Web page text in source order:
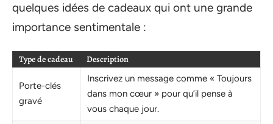
quelques idées de cadeaux qui ont une grande
importance sentimentale :
Type de cadeau Description
Porte-clés
gravé
Inscrivez un message comme « Toujours
dans mon cœur » pour qu’il pense à
vous chaque jour.